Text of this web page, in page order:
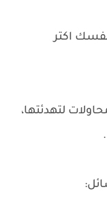
اكتر
لتهدئتها،